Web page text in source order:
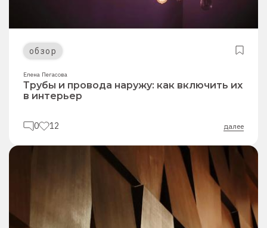
обзор
Елена Пегасова
Трубы и провода наружу: как включить их
в интерьер
0 12 далее